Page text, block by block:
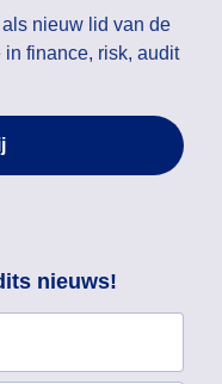
nieuw lid van de
in finance, risk, audit
nieuws!